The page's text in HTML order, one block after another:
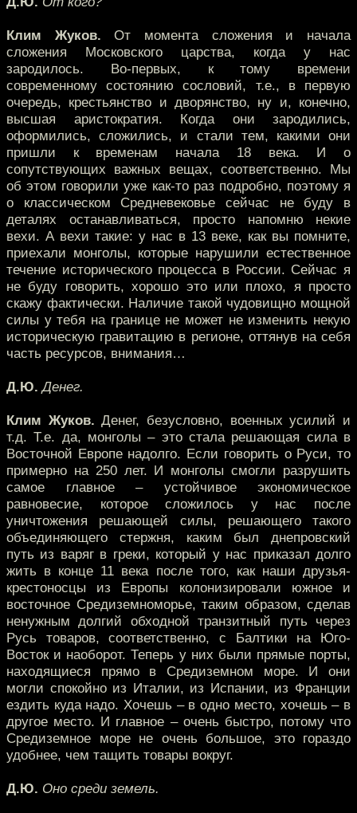
Клим Жуков. От момента сложения и начала
сложения Московского царства, когда у нас
зародилось. Во-первых, к тому времени
современному состоянию сословий, т.е., в первую
очередь, крестьянство и дворянство, ну и, конечно,
высшая аристократия. Когда они зародились,
оформились, сложились, и стали тем, какими они
пришли к временам начала 18 века. И о
сопутствующих важных вещах, соответственно. Мы
об этом говорили уже как-то раз подробно, поэтому я
о классическом Средневековье сейчас не буду в
деталях останавливаться, просто напомню некие
вехи. А вехи такие: у нас в 13 веке, как вы помните,
приехали монголы, которые нарушили естественное
течение исторического процесса в России. Сейчас я
не буду говорить, хорошо это или плохо, я просто
скажу фактически. Наличие такой чудовищно мощной
силы у тебя на границе не может не изменить некую
историческую гравитацию в регионе, оттянув на себя
часть ресурсов, внимания…
Д.Ю. Денег.
Клим Жуков. Денег, безусловно, военных усилий и
т.д. Т.е. да, монголы – это стала решающая сила в
Восточной Европе надолго. Если говорить о Руси, то
примерно на 250 лет. И монголы смогли разрушить
самое главное – устойчивое экономическое
равновесие, которое сложилось у нас после
уничтожения решающей силы, решающего такого
объединяющего стержня, каким был днепровский
путь из варяг в греки, который у нас приказал долго
жить в конце 11 века после того, как наши друзья-
крестоносцы из Европы колонизировали южное и
восточное Средиземноморье, таким образом, сделав
ненужным долгий обходной транзитный путь через
Русь товаров, соответственно, с Балтики на Юго-
Восток и наоборот. Теперь у них были прямые порты,
находящиеся прямо в Средиземном море. И они
могли спокойно из Италии, из Испании, из Франции
ездить куда надо. Хочешь – в одно место, хочешь – в
другое место. И главное – очень быстро, потому что
Средиземное море не очень большое, это гораздо
удобнее, чем тащить товары вокруг.
Д.Ю. Оно среди земель.